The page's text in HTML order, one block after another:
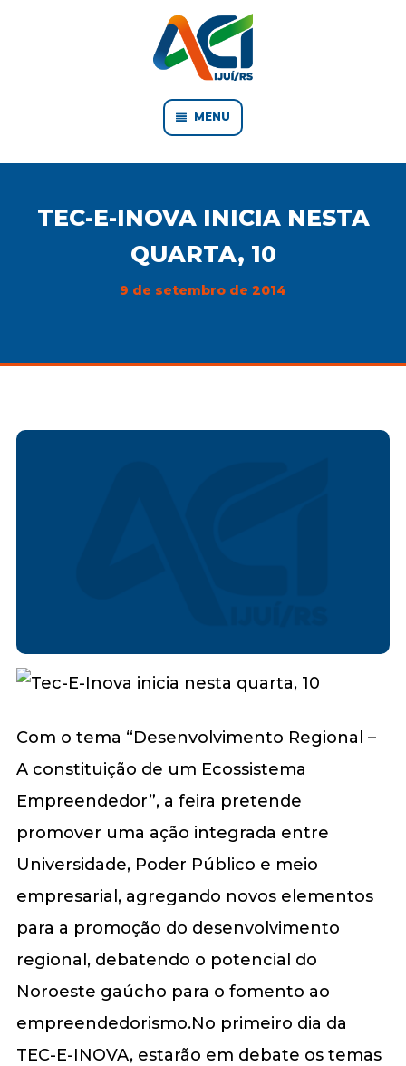
MENU
TEC-E-INOVA INICIA NESTA
QUARTA, 10
9 de setembro de 2014
Com o tema “Desenvolvimento Regional –
A constituição de um Ecossistema
Empreendedor”, a feira pretende
promover uma ação integrada entre
Universidade, Poder Público e meio
empresarial, agregando novos elementos
para a promoção do desenvolvimento
regional, debatendo o potencial do
Noroeste gaúcho para o fomento ao
empreendedorismo.No primeiro dia da
TEC-E-INOVA, estarão em debate os temas